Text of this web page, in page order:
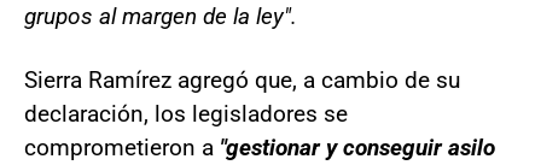
grupos al margen de la ley".
Sierra Ramírez agregó que, a cambio de su
declaración, los legisladores se
comprometieron a "gestionar y conseguir asilo